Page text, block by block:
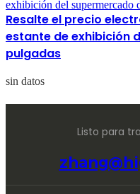
Resalte el precio
estante de exhibición
pulgadas
sin datos
Listo para